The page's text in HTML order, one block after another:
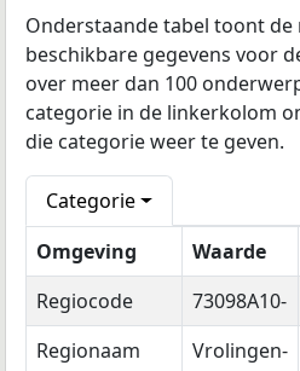
Onderstaande tabel toont de
beschikbare gegevens voor
over meer dan 100
categorie in de linkerkolom
die categorie weer te geven.
Categorie
Omgeving
Waarde
Regiocode
73098A10-
Regionaam
Vrolingen-